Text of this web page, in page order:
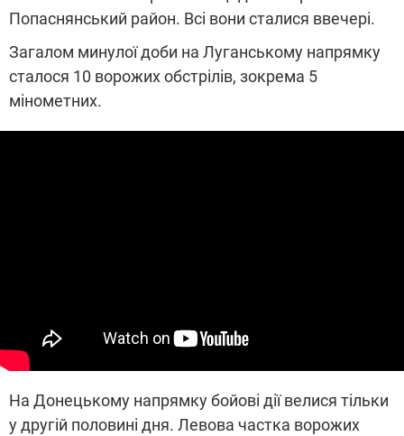
Попаснянський район. Всі вони сталися ввечері.
Загалом минулої доби на Луганському напрямку
сталося 10 ворожих обстрілів, зокрема 5
мінометних.
На Донецькому напрямку бойові дії велися тільки
у другій половині дня. Левова частка ворожих